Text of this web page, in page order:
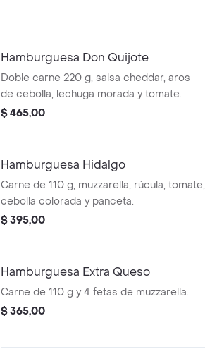
Hamburguesa Don Quijote
Doble carne 220 g, salsa cheddar, aros
de cebolla, lechuga morada y tomate.
$ 465,00
Hamburguesa Hidalgo
Carne de 110 g, muzzarella, rúcula, tomate,
cebolla colorada y panceta.
$ 395,00
Hamburguesa Extra Queso
Carne de 110 g y 4 fetas de muzzarella.
$ 365,00